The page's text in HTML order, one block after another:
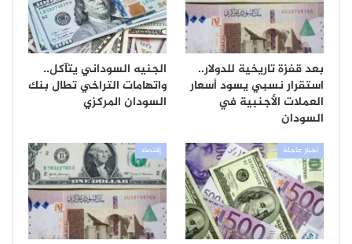
بعد قفزة تاريخية للدولار..
استقرار نسبي يسود أسعار
العملات الأجنبية في
السودان
الجنيه السوداني يتآكل..
واتهامات التراخي تطال بنك
السودان المركزي
أخبار عاجلة إقتصاد